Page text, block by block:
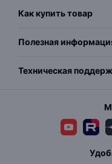
Как купить товар
Полезная
Техническая